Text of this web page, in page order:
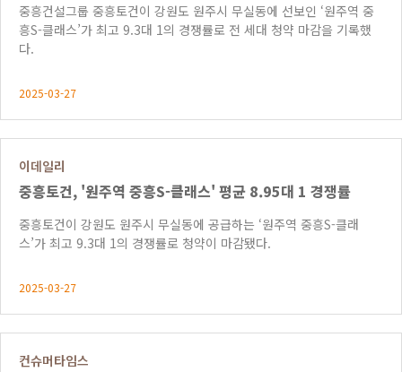
중흥건설그룹 중흥토건이 강원도 원주시 무실동에 선보인 ‘원주역 중
흥S-클래스’가 최고 9.3대 1의 경쟁률로 전 세대 청약 마감을 기록했
다.
2025-03-27
이데일리
중흥토건, '원주역 중흥S-클래스' 평균 8.95대 1 경쟁률
중흥토건이 강원도 원주시 무실동에 공급하는 ‘원주역 중흥S-클래
스’가 최고 9.3대 1의 경쟁률로 청약이 마감됐다.
2025-03-27
컨슈머타임스